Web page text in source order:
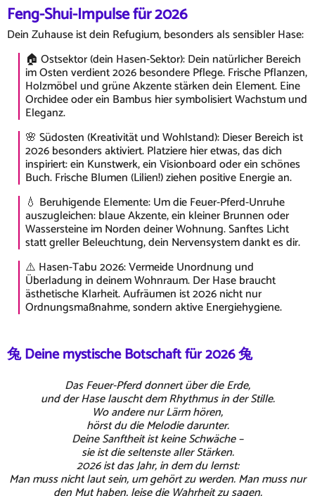
Feng-Shui-Impulse für 2026
Dein Zuhause ist dein Refugium, besonders als sensibler Hase:
🏠 Ostsektor (dein Hasen-Sektor): Dein natürlicher Bereich
im Osten verdient 2026 besondere Pflege. Frische Pflanzen,
Holzmöbel und grüne Akzente stärken dein Element. Eine
Orchidee oder ein Bambus hier symbolisiert Wachstum und
Eleganz.
🌸 Südosten (Kreativität und Wohlstand): Dieser Bereich ist
2026 besonders aktiviert. Platziere hier etwas, das dich
inspiriert: ein Kunstwerk, ein Visionboard oder ein schönes
Buch. Frische Blumen (Lilien!) ziehen positive Energie an.
💧 Beruhigende Elemente: Um die Feuer-Pferd-Unruhe
auszugleichen: blaue Akzente, ein kleiner Brunnen oder
Wassersteine im Norden deiner Wohnung. Sanftes Licht
statt greller Beleuchtung, dein Nervensystem dankt es dir.
⚠️ Hasen-Tabu 2026: Vermeide Unordnung und
Überladung in deinem Wohnraum. Der Hase braucht
ästhetische Klarheit. Aufräumen ist 2026 nicht nur
Ordnungsmaßnahme, sondern aktive Energiehygiene.
兔 Deine mystische Botschaft für 2026 兔
Das Feuer-Pferd donnert über die Erde,
und der Hase lauscht dem Rhythmus in der Stille.
Wo andere nur Lärm hören,
hörst du die Melodie darunter.
Deine Sanftheit ist keine Schwäche –
sie ist die seltenste aller Stärken.
2026 ist das Jahr, in dem du lernst:
Man muss nicht laut sein, um gehört zu werden. Man muss nur